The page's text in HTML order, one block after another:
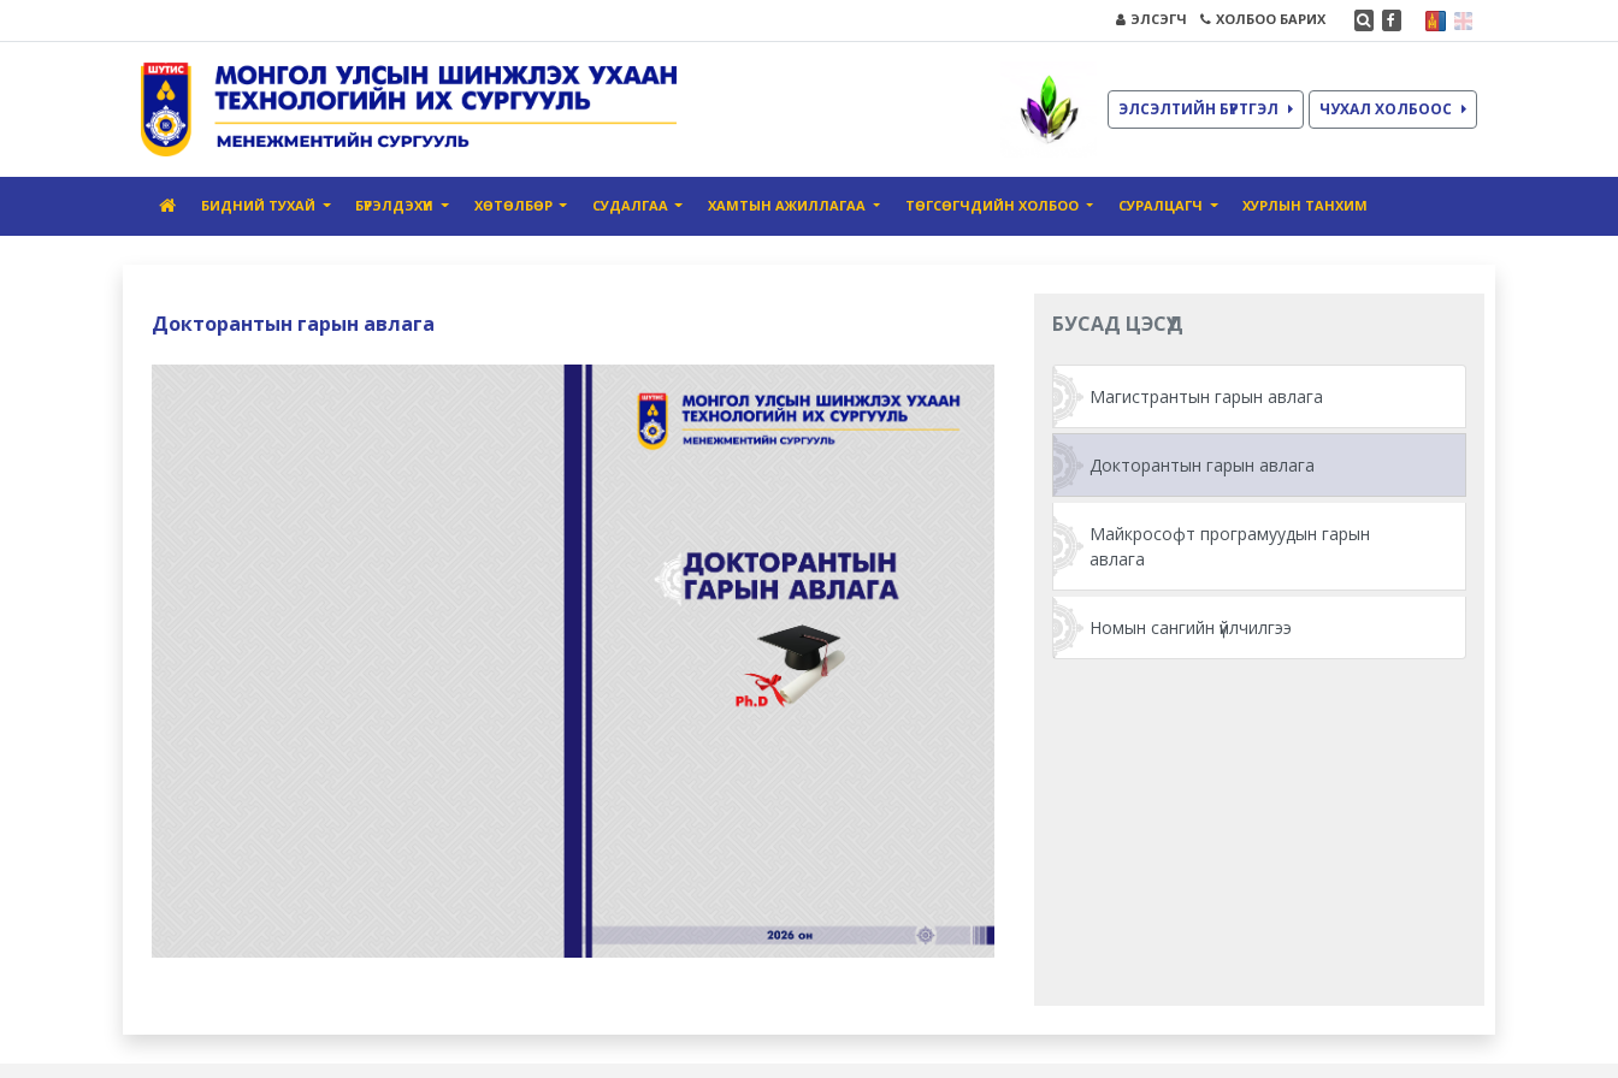
ЭЛСЭГЧ ХОЛБОО БАРИХ
ЭЛСЭЛТИЙН БҮРТГЭЛ ЧУХАЛ ХОЛБООС
БИДНИЙ ТУХАЙ БҮРЭЛДЭХҮҮН ХӨТӨЛБӨР СУДАЛГАА ХАМТЫН АЖИЛЛАГАА ТӨГСӨГЧДИЙН ХОЛБОО СУРАЛЦАГЧ ХУРЛЫН ТАНХИМ
Докторантын гарын авлага БУСАД ЦЭСҮҮД
Магистрантын гарын авлага
Докторантын гарын авлага
Майкрософт програмуудын гарын
авлага
Номын сангийн үйлчилгээ